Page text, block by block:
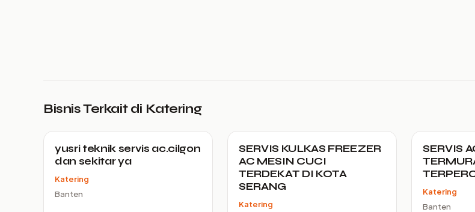
Bisnis Terkait di Katering
yusri teknik servis ac.cilgon
dan sekitar ya
Katering
Banten
SERVIS KULKAS FREEZER
AC MESIN CUCI
TERDEKAT DI KOTA
SERANG
Katering
SERVIS
Katering
Banten